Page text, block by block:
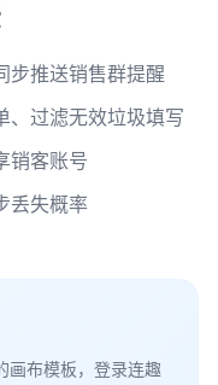
步推送销售群提醒
、过滤无效垃圾填写
销客账号
丢失概率
画布模板，登录连趣